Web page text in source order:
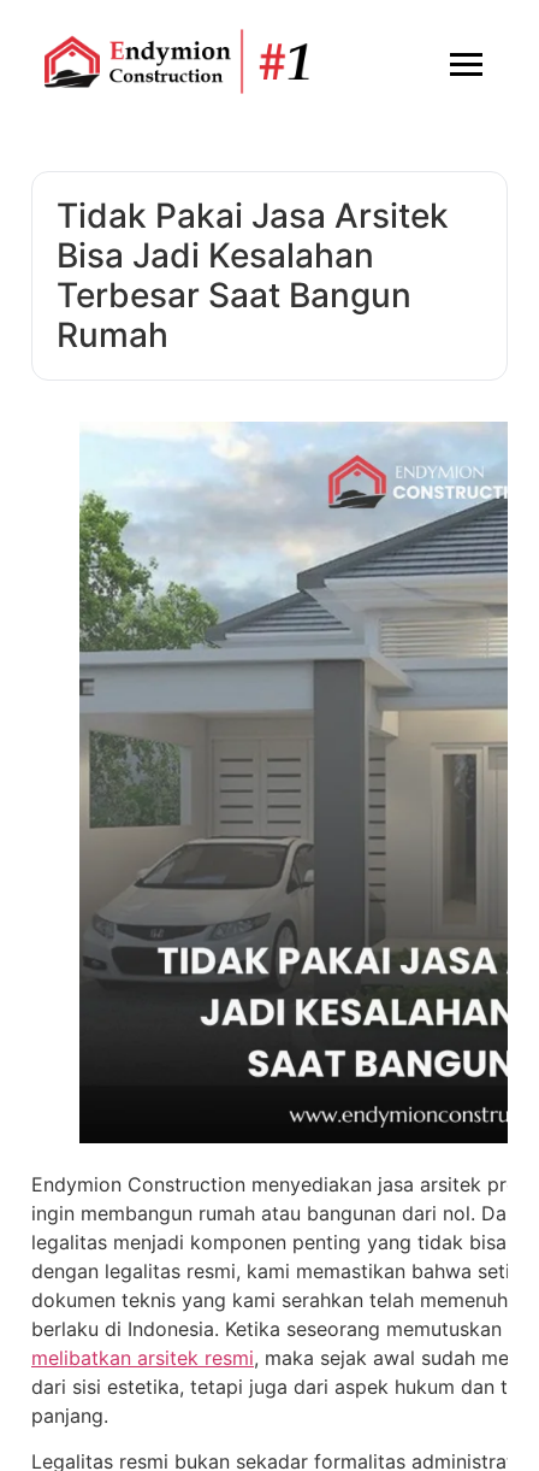
Tidak Pakai Jasa Arsitek
Bisa Jadi Kesalahan
Terbesar Saat Bangun
Rumah
Endymion Construction menyediakan jasa arsitek
ingin membangun rumah atau bangunan dari nol.
legalitas menjadi komponen penting yang tidak bisa
dengan legalitas resmi, kami memastikan bahwa
dokumen teknis yang kami serahkan telah memenuhi
berlaku di Indonesia. Ketika seseorang memutuskan
melibatkan arsitek resmi, maka sejak awal sudah
dari sisi estetika, tetapi juga dari aspek hukum dan
panjang.
Legalitas resmi bukan sekadar formalitas administratif